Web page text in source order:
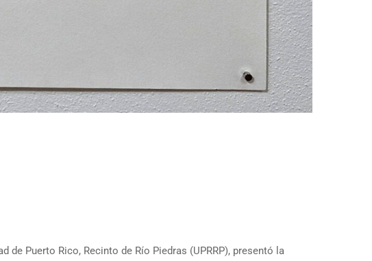
Puerto Rico, Recinto de Río Piedras (UPRRP), presentó la